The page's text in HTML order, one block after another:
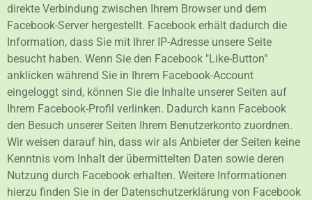
direkte Verbindung zwischen Ihrem Browser und dem
Facebook-Server hergestellt. Facebook erhält dadurch die
Information, dass Sie mit Ihrer IP-Adresse unsere Seite
besucht haben. Wenn Sie den Facebook "Like-Button"
anklicken während Sie in Ihrem Facebook-Account
eingeloggt sind, können Sie die Inhalte unserer Seiten auf
Ihrem Facebook-Profil verlinken. Dadurch kann Facebook
den Besuch unserer Seiten Ihrem Benutzerkonto zuordnen.
Wir weisen darauf hin, dass wir als Anbieter der Seiten keine
Kenntnis vom Inhalt der übermittelten Daten sowie deren
Nutzung durch Facebook erhalten. Weitere Informationen
hierzu finden Sie in der Datenschutzerklärung von Facebook